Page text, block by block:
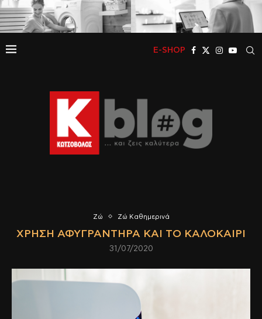
E-SHOP
Ζώ Ζώ Καθημερινά
ΧΡΉΣΗ ΑΦΥΓΡΑΝΤΉΡΑ ΚΑΙ ΤΟ ΚΑΛΟΚΑΊΡΙ
31/07/2020